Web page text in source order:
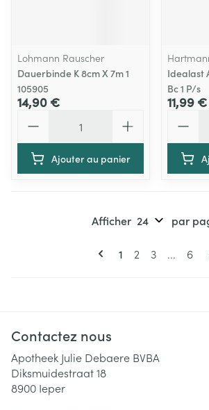
Lohmann Rauscher
Dauerbinde K 8cm X 7m 1
105905
14,90 €
Ajouter au panier
Idealast
Bc 1 P/s
11,99 €
Pages
Vous lisez
1 Page
2 Page
3 ... 6
Afficher par
Contactez nous
Apotheek Julie Debaere BVBA
Diksmuidestraat 18
8900 Ieper